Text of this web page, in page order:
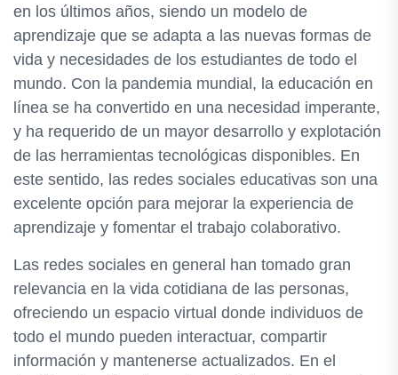
en los últimos años, siendo un modelo de
aprendizaje que se adapta a las nuevas formas de
vida y necesidades de los estudiantes de todo el
mundo. Con la pandemia mundial, la educación en
línea se ha convertido en una necesidad imperante,
y ha requerido de un mayor desarrollo y explotación
de las herramientas tecnológicas disponibles. En
este sentido, las redes sociales educativas son una
excelente opción para mejorar la experiencia de
aprendizaje y fomentar el trabajo colaborativo.
Las redes sociales en general han tomado gran
relevancia en la vida cotidiana de las personas,
ofreciendo un espacio virtual donde individuos de
todo el mundo pueden interactuar, compartir
información y mantenerse actualizados. En el